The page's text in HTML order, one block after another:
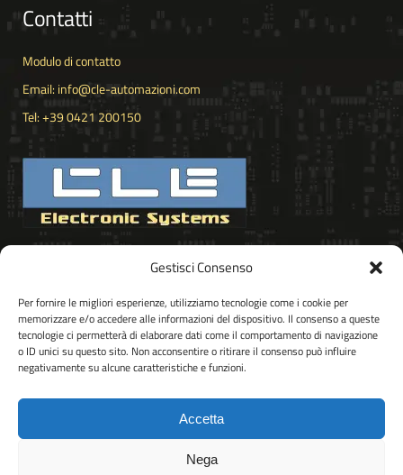
Gestisci Consenso
Per fornire le migliori esperienze, utilizziamo tecnologie come i cookie per
memorizzare e/o accedere alle informazioni del dispositivo. Il consenso a queste
tecnologie ci permetterà di elaborare dati come il comportamento di navigazione
o ID unici su questo sito. Non acconsentire o ritirare il consenso può influire
negativamente su alcune caratteristiche e funzioni.
Accetta
Nega
Contatti
Modulo di contatto
Email: info@cle-automazioni.com
Tel: +39 0421 200150
ITALY
Cookie Policy